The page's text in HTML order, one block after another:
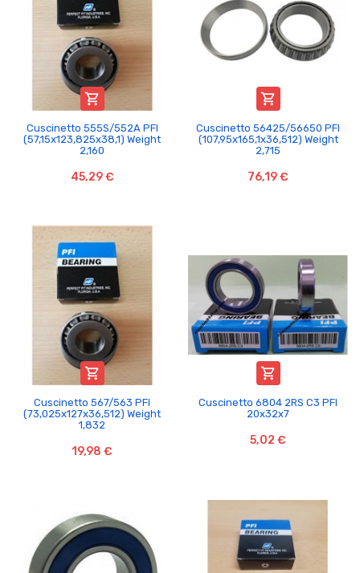

Cuscinetto 555S/552A PFI
(57,15x123,825x38,1) Weight
2,160
45,29 €

Cuscinetto 56425/56650 PFI
(107,95x165,1x36,512) Weight
2,715
76,19 €

Cuscinetto 567/563 PFI
(73,025x127x36,512) Weight
1,832
19,98 €

Cuscinetto 6804 2RS C3 PFI
20x32x7
5,02 €